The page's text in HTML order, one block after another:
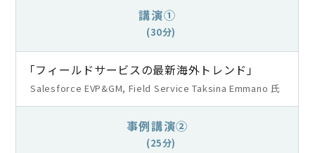
講演①
(30分)
「フィールドサービスの最新海外トレンド」
Salesforce EVP&GM, Field Service Taksina Emmano 氏
事例講演②
(25分)